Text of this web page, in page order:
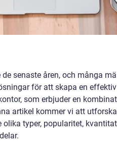
senaste åren, och många
för att skapa en effektiv
som erbjuder en
artikel kommer vi att utforska
typer, popularitet,